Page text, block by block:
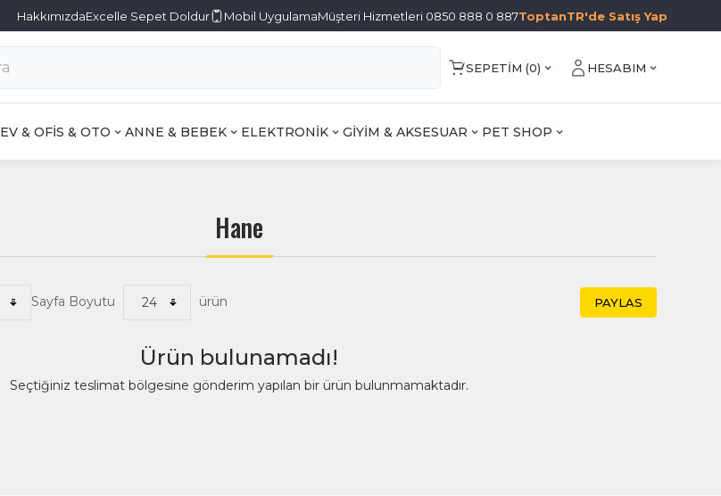
HakkımızdaExcelle Sepet Doldur Mobil UygulamaMüşteri Hizmetleri 0850 888 0 887ToptanTR'de Satış Yap
SEPETIM (0) HESABIM
EV & OFİS & OTO ANNE & BEBEK ELEKTRONİK GİYİM & AKSESUAR PET SHOP
Hane
Sayfa Boyutu ürün PAYLAS
Ürün bulunamadı!
Seçtiğiniz teslimat bölgesine gönderim yapılan bir ürün bulunmamaktadır.